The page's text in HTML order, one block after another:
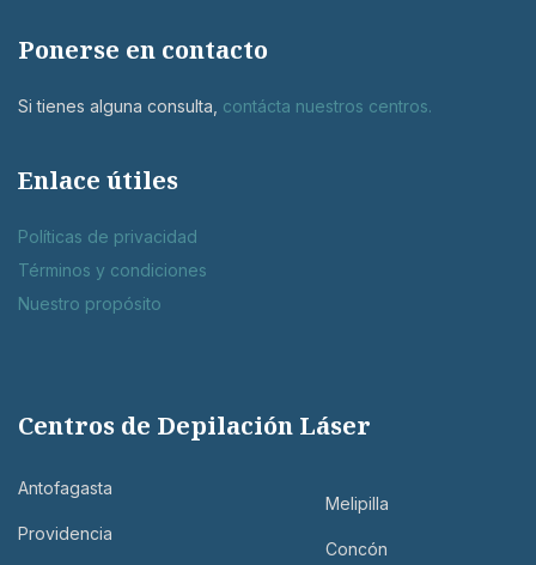
Ponerse en contacto
Si tienes alguna consulta, contácta nuestros centros.
Enlace útiles
Políticas de privacidad
Términos y condiciones
Nuestro propósito
Centros de Depilación Láser
Antofagasta
Providencia
Melipilla
Concón